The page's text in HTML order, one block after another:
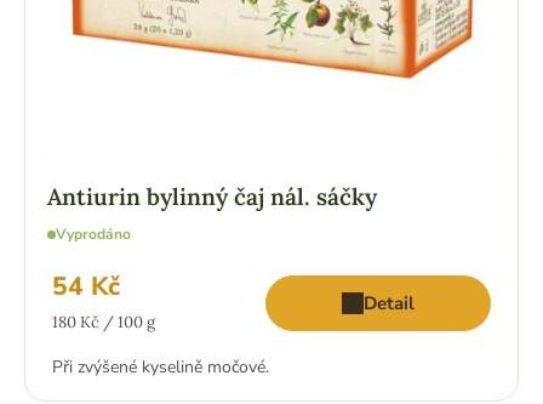
Antiurin bylinný čaj nál. sáčky
Vyprodáno
54 Kč
Měrná
180 Kč / 100 g
Detail
Při zvýšené kyselině močové.